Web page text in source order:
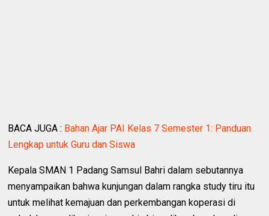
BACA JUGA : Bahan Ajar PAI Kelas 7 Semester 1: Panduan
Lengkap untuk Guru dan Siswa
‎Kepala SMAN 1 Padang Samsul Bahri dalam sebutannya
menyampaikan bahwa kunjungan dalam rangka study tiru itu
untuk melihat kemajuan dan perkembangan koperasi di